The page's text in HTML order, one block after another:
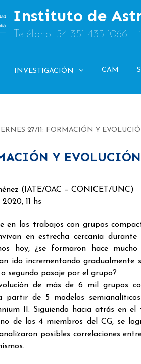
Instituto de
Teléfono: 54 351 433 1066
INVESTIGACIÓN CAM
27/11: FORMACIÓN Y
Y EVOLUCIÓN
(IATE/OAC – CONICET/UNC)
11 hs
en los trabajos con grupos
en estrecha cercanía
hoy, ¿se formaron hace
ido incrementando gradualmente
segundo pasaje por el grupo?
de más de 6 mil grupos
partir de 5 modelos
II. Siguiendo hacia atrás en el
de los 4 miembros del CG, se
posibles correlaciones